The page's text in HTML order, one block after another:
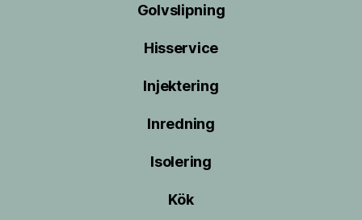
Golvslipning
Hisservice
Injektering
Inredning
Isolering
Kök